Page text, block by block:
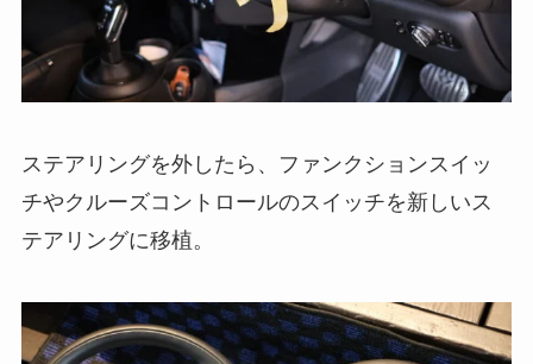
ステアリングを外したら、ファンクションスイッ
チやクルーズコントロールのスイッチを新しいス
テアリングに移植。